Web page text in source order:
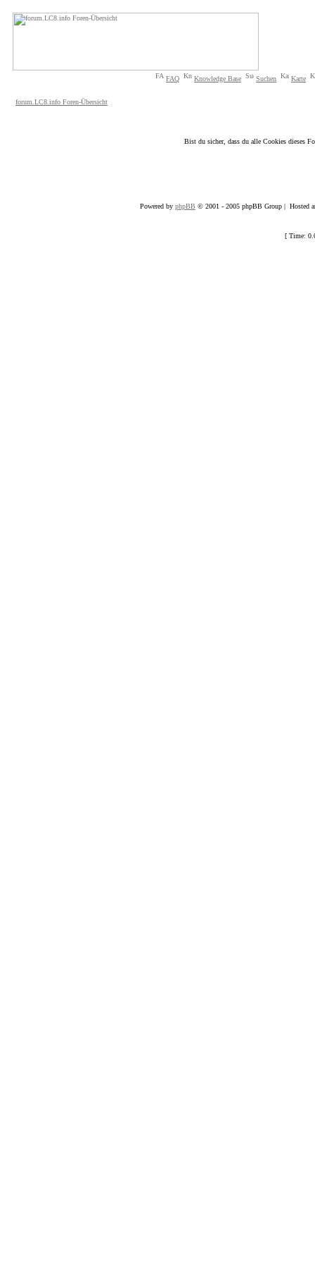
FAQ Knowledge Base Suchen Karte
forum.LC8.info Foren-Übersicht
Bist du sicher, dass du alle Cookies dieses
Powered by phpBB © 2001 - 2005 phpBB Group | Hosted
[ Time: